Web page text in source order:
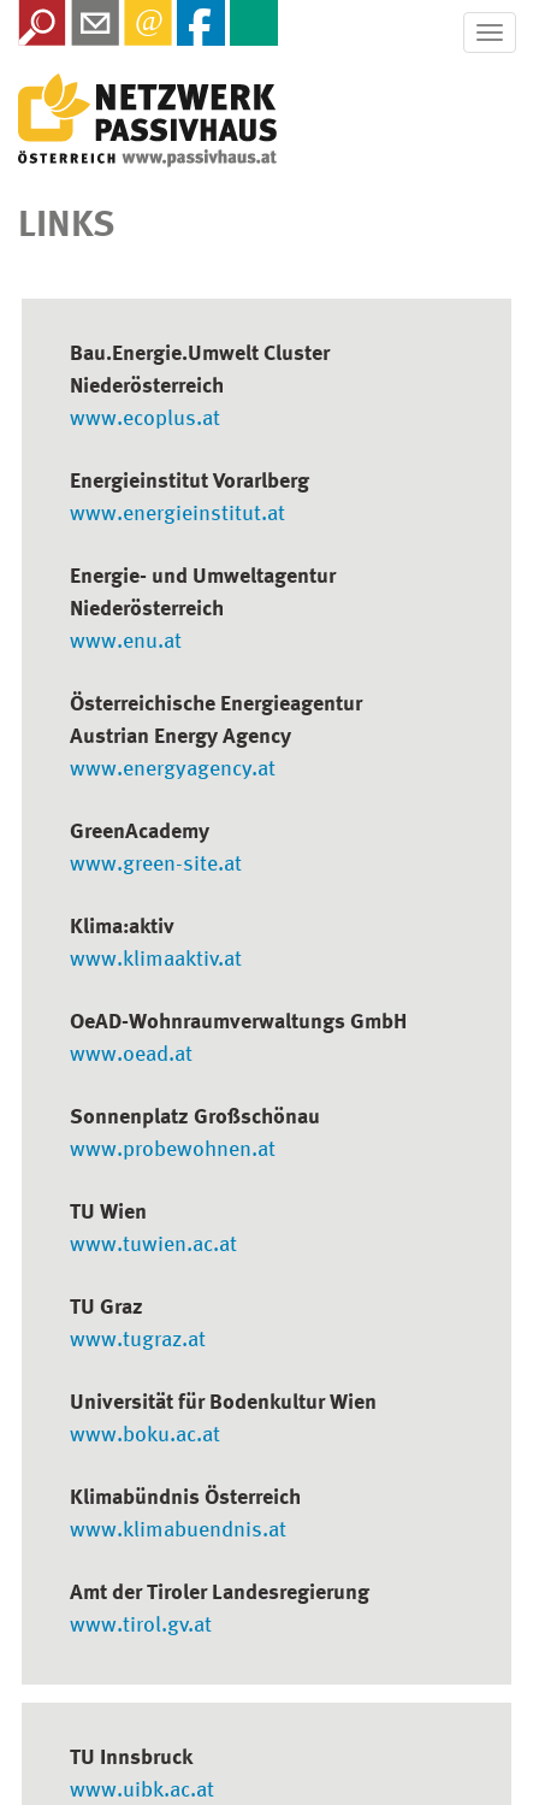
Toggle
LINKS
Bau.Energie.Umwelt Cluster
Niederösterreich
www.ecoplus.at
Energieinstitut Vorarlberg
www.energieinstitut.at
Energie- und Umweltagentur
Niederösterreich
www.enu.at
Österreichische Energieagentur
Austrian Energy Agency
www.energyagency.at
GreenAcademy
www.green-site.at
Klima:aktiv
www.klimaaktiv.at
OeAD-Wohnraumverwaltungs GmbH
www.oead.at
Sonnenplatz Großschönau
www.probewohnen.at
TU Wien
www.tuwien.ac.at
TU Graz
www.tugraz.at
Universität für Bodenkultur Wien
www.boku.ac.at
Klimabündnis Österreich
www.klimabuendnis.at
Amt der Tiroler Landesregierung
www.tirol.gv.at
TU Innsbruck
www.uibk.ac.at